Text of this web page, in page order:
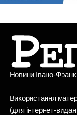
Новини Івано-
Використання
(для інтернет-